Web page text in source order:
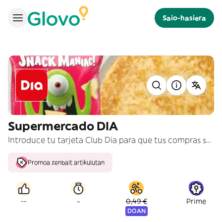
Saio-hasiera
Supermercado DIA
Introduce tu tarjeta Club Dia para que tus compras se acumulen al total de tus compras del Club
Promoa zenbait artikulutan
-- - 0,49 €
DOAN
Prime